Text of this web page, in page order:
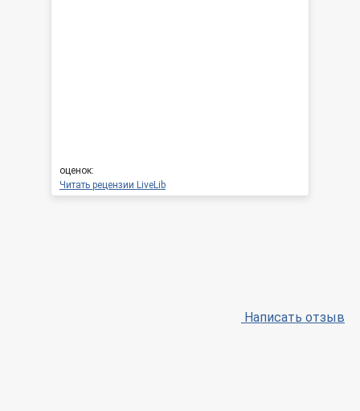
оценок:
Читать рецензии LiveLib
Написать отзыв